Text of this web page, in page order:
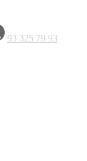
93 325 79 93